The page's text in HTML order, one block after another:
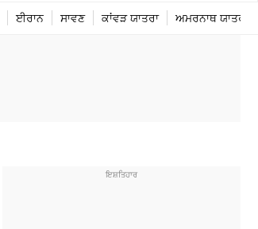
ਈਰਾਨ ਸਾਵਣ ਕਾਂਵੜ ਯਾਤਰਾ ਅਮਰਨਾਥ ਯਾਤਰਾ
ਦੁਨੀਆ